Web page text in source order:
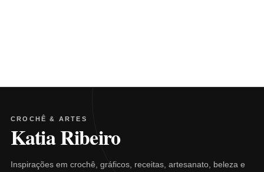
CROCHÊ & ARTES
Katia Ribeiro
Inspirações em crochê, gráficos, receitas, artesanato, beleza e